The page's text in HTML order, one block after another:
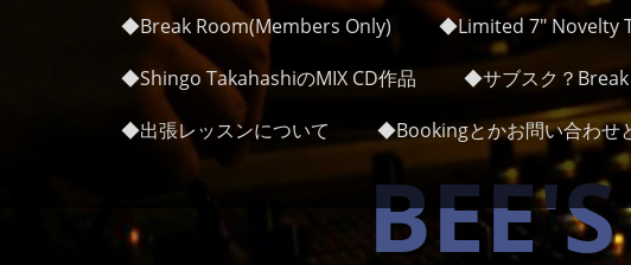
メインメニュー
◆Break Room(Members Only) ◆Limited 7″ Novelty
◆Shingo TakahashiのMIX CD作品
◆サブスク？Break
◆出張レッスンについて
◆Bookingとかお問い合わせ